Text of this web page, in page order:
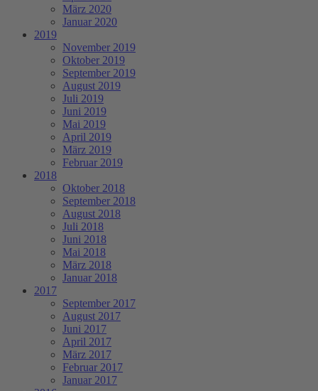
März 2020
Januar 2020
2019
November 2019
Oktober 2019
September 2019
August 2019
Juli 2019
Juni 2019
Mai 2019
April 2019
März 2019
Februar 2019
2018
Oktober 2018
September 2018
August 2018
Juli 2018
Juni 2018
Mai 2018
März 2018
Januar 2018
2017
September 2017
August 2017
Juni 2017
April 2017
März 2017
Februar 2017
Januar 2017